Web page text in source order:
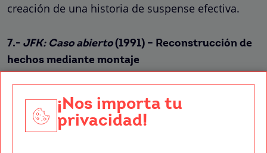
creación de una historia de suspense efectiva.
7.- JFK: Caso abierto(1991) – Reconstrucción de
hechos mediante montaje
El director Oliver Stone recrea el asesinato del
presidente John F. Kennedy y la posterior
investigación. Protagonizada por Kevin Costner
como el fiscal Jim Garrison.
¡Nos importa tu
privacidad!